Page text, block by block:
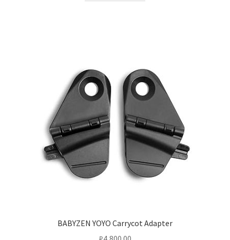
BABYZEN YOYO Carrycot Adapter